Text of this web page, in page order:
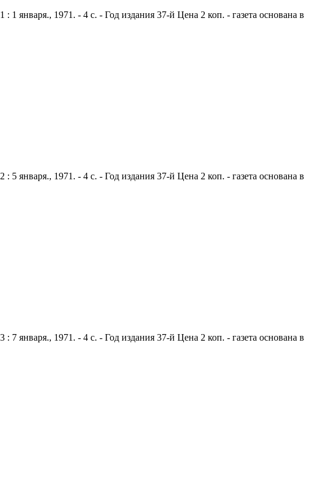
января., 1971. - 4 с. - Год издания 37-й Цена 2 коп. - газета основана в
января., 1971. - 4 с. - Год издания 37-й Цена 2 коп. - газета основана в
января., 1971. - 4 с. - Год издания 37-й Цена 2 коп. - газета основана в